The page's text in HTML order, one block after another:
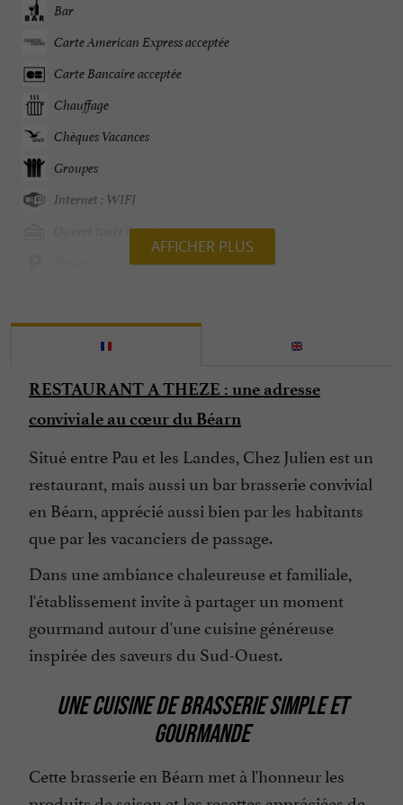
Bar
Carte American Express acceptée
Carte Bancaire acceptée
Chauffage
Chèques Vacances
Groupes
Internet : WIFI
Ouvert toute l'année
Parle espagnol
Plats cuisinés à emporter
Salle de Séminaire
Terrasse
Tickets Restaurant
Télévision : oui
AFFICHER PLUS
RESTAURANT A THEZE : une adresse
conviviale au cœur du Béarn
Situé entre Pau et les Landes, Chez Julien est un
restaurant, mais aussi un bar brasserie convivial
en Béarn, apprécié aussi bien par les habitants
que par les vacanciers de passage.
Dans une ambiance chaleureuse et familiale,
l'établissement invite à partager un moment
gourmand autour d'une cuisine généreuse
inspirée des saveurs du Sud-Ouest.
UNE CUISINE DE BRASSERIE SIMPLE ET
GOURMANDE
Cette brasserie en Béarn met à l'honneur les